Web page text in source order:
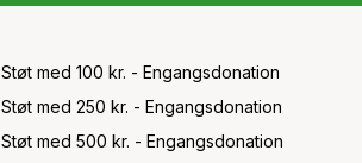
Støt med 100 kr. - Engangsdonation
Støt med 250 kr. - Engangsdonation
Støt med 500 kr. - Engangsdonation